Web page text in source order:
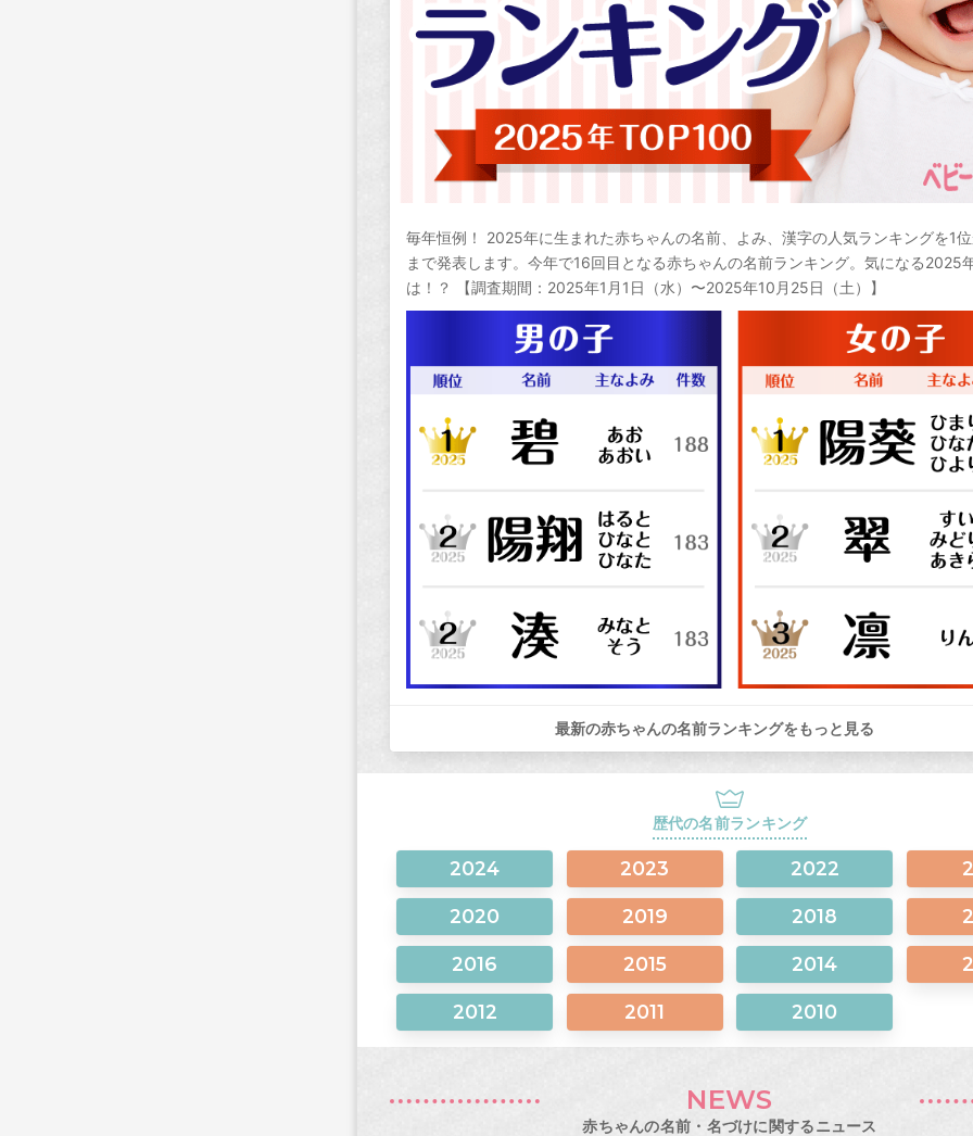
毎年恒例！ 2025年に生まれた赤ちゃんの名前、よみ、漢字の人気ランキングを1
まで発表します。今年で16回目となる赤ちゃんの名前ランキング。気になる2025
は！？ 【調査期間：2025年1月1日（水）〜2025年10月25日（土）】
最新の赤ちゃんの名前ランキングをもっと見る
歴代の名前ランキング
2024 2023 2022
2020 2019 2018
2016 2015 2014
2012 2011 2010
NEWS
赤ちゃんの名前・名づけに関するニュース